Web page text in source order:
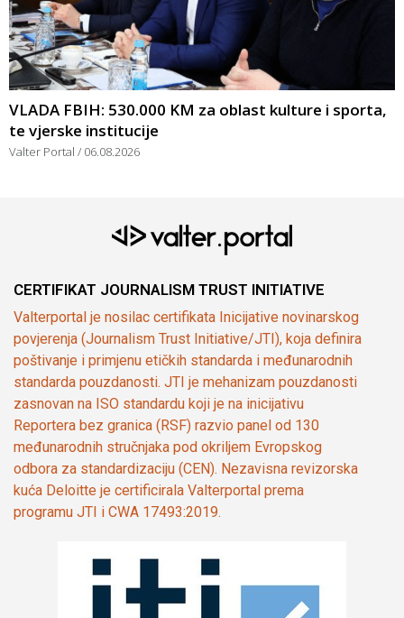
VLADA FBIH: 530.000 KM za oblast kulture i sporta,
te vjerske institucije
Valter Portal 06.08.2026
CERTIFIKAT JOURNALISM TRUST INITIATIVE
Valterportal je nosilac certifikata Inicijative novinarskog
povjerenja (Journalism Trust Initiative/JTI), koja definira
poštivanje i primjenu etičkih standarda i međunarodnih
standarda pouzdanosti. JTI je mehanizam pouzdanosti
zasnovan na ISO standardu koji je na inicijativu
Reportera bez granica (RSF) razvio panel od 130
međunarodnih stručnjaka pod okriljem Evropskog
odbora za standardizaciju (CEN). Nezavisna revizorska
kuća Deloitte je certificirala Valterportal prema
programu JTI i CWA 17493:2019.